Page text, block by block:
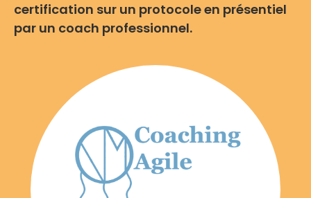
certification sur un protocole en présentiel
par un coach professionnel.